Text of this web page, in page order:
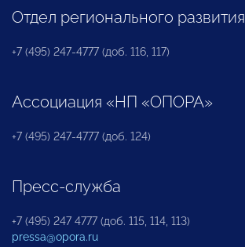
Отдел регионального развития
+7 (495) 247-4777 (доб. 116, 117)
Ассоциация «НП «ОПОРА»
+7 (495) 247-4777 (доб. 124)
Пресс-служба
+7 (495) 247 4777 (доб. 115, 114, 113)
pressa@opora.ru